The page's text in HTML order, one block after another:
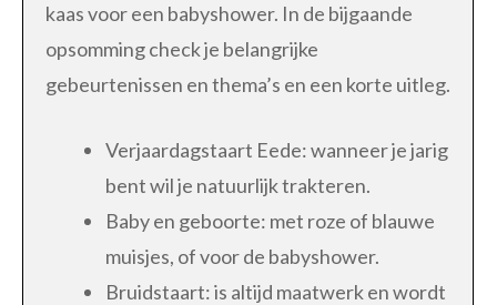
kaas voor een babyshower. In de bijgaande
opsomming check je belangrijke
gebeurtenissen en thema’s en een korte uitleg.
Verjaardagstaart Eede: wanneer je jarig
bent wil je natuurlijk trakteren.
Baby en geboorte: met roze of blauwe
muisjes, of voor de babyshower.
Bruidstaart: is altijd maatwerk en wordt